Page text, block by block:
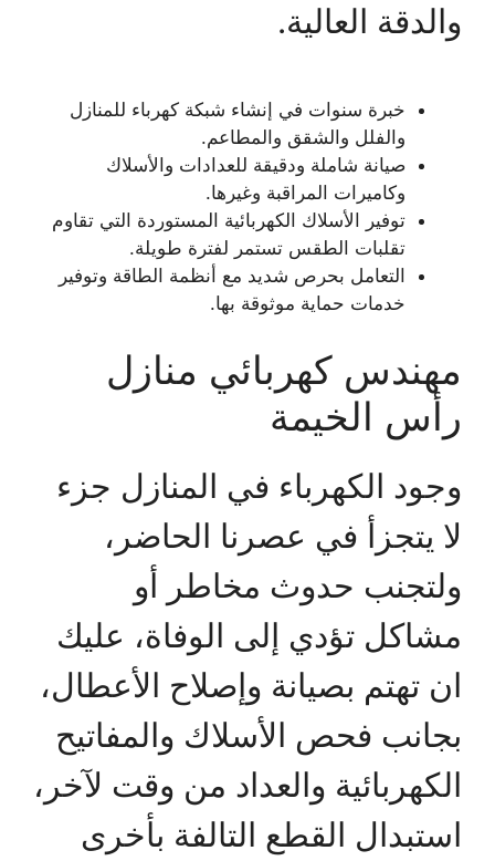
والدقة العالية.
خبرة سنوات في إنشاء شبكة كهرباء للمنازل
والفلل والشقق والمطاعم.
صيانة شاملة ودقيقة للعدادات والأسلاك
وكاميرات المراقبة وغيرها.
توفير الأسلاك الكهربائية المستوردة التي تقاوم
تقلبات الطقس تستمر لفترة طويلة.
التعامل بحرص شديد مع أنظمة الطاقة وتوفير
خدمات حماية موثوقة بها.
مهندس كهربائي منازل
رأس الخيمة
وجود الكهرباء في المنازل جزء
لا يتجزأ في عصرنا الحاضر،
ولتجنب حدوث مخاطر أو
مشاكل تؤدي إلى الوفاة، عليك
ان تهتم بصيانة وإصلاح الأعطال،
بجانب فحص الأسلاك والمفاتيح
الكهربائية والعداد من وقت لآخر،
استبدال القطع التالفة بأخرى